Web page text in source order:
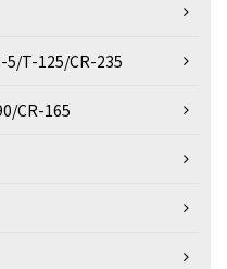
5/T-125/CR-235
CR-165